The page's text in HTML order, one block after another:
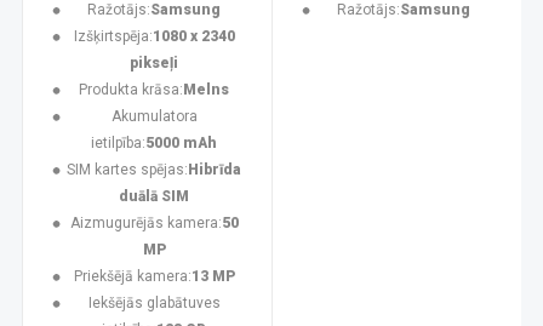
Ražotājs:Samsung
Izšķirtspēja:1080 x 2340
pikseļi
Produkta krāsa: Melns
Akumulatora
ietilpība:5000 mAh
SIM kartes spējas: Hibrīda
duālā SIM
Aizmugurējās kamera:50
MP
Priekšējā kamera:13 MP
Iekšējās glabātuves
Ražotājs:Samsung